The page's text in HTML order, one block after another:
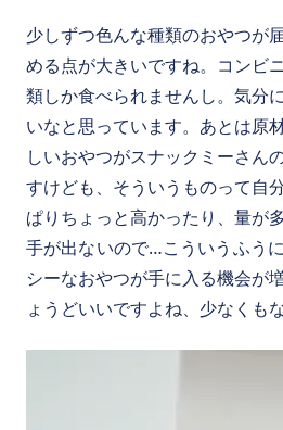
少しずつ色んな種類のおやつが
める点が大きいですね。コンビ
類しか食べられませんし。気分
いなと思っています。あとは原
しいおやつがスナックミーさん
すけども、そういうものって自
ぱりちょっと高かったり、量が
手が出ないので…こういうふう
シーなおやつが手に入る機会が
ょうどいいですよね、少なくも